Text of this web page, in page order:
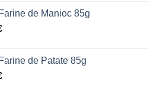
actuel
est :
de Manioc 85g
Le
est :
0,51 €.
de Patate 85g
Le